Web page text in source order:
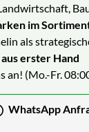
im
als
erster Hand
an! (Mo.-Fr.
WhatsApp